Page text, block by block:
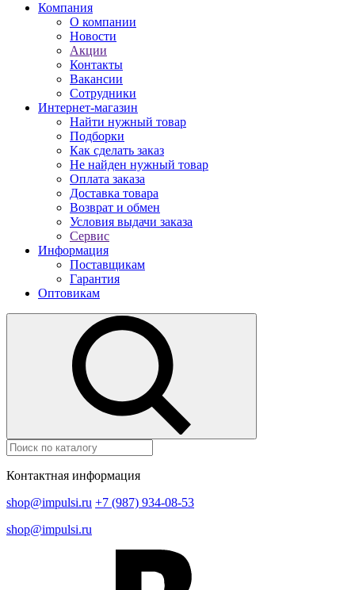
Компания
О компании
Новости
Акции
Контакты
Вакансии
Сотрудники
Интернет-магазин
Найти нужный товар
Подборки
Как сделать заказ
Не найден нужный товар
Оплата заказа
Доставка товара
Возврат и обмен
Условия выдачи заказа
Сервис
Информация
Поставщикам
Гарантия
Оптовикам
Контактная информация
shop@impulsi.ru +7 (987) 934-08-53
shop@impulsi.ru